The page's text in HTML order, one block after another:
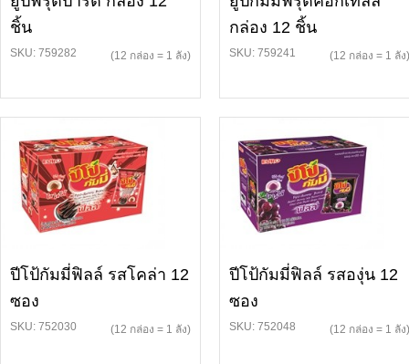
ชิ้น
SKU: 759282 (12 กล่อง = 1 ลัง)
กล่อง 12 ชิ้น
SKU: 759241 (12 กล่อง = 1 ลัง)
ปีโป้กัมมี่ฟิลล์ รสโคล่า 12
ซอง
SKU: 752030 (12 กล่อง = 1 ลัง)
ปีโป้กัมมี่ฟิลล์ รสองุ่น 12
ซอง
SKU: 752048 (12 กล่อง = 1 ลัง)